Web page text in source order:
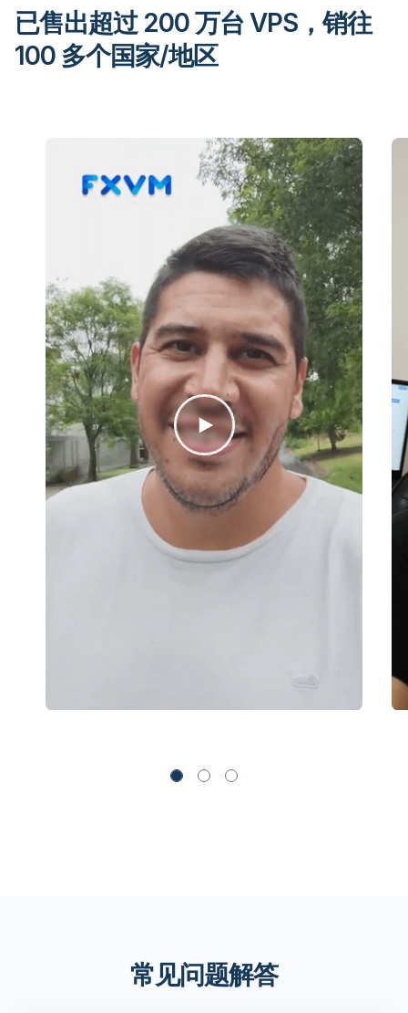
已售出超过 200 万台 VPS，销往
100 多个国家/地区
常见问题解答